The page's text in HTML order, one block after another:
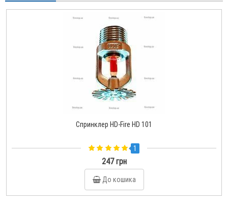
Спринклер HD-Fire HD 101
1
247 грн
До кошика